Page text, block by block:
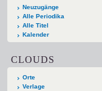
Neuzugänge
Alle Periodika
Alle Titel
Kalender
CLOUDS
Orte
Verlage